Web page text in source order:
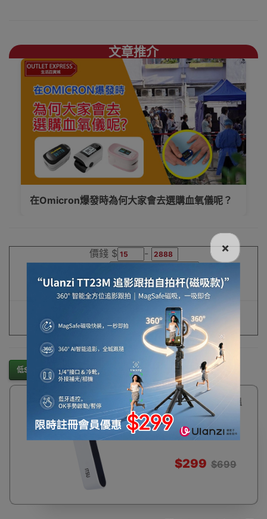
文章推介
在Omicron爆發時為何大家會去選購血氧儀呢？
價錢 $
-
低$排起 高$排起
篩選
低$排起 高$排起
57%
OFF
ITSU IS-0199 體溫
槍 | 香港行貨
$299 $699
×